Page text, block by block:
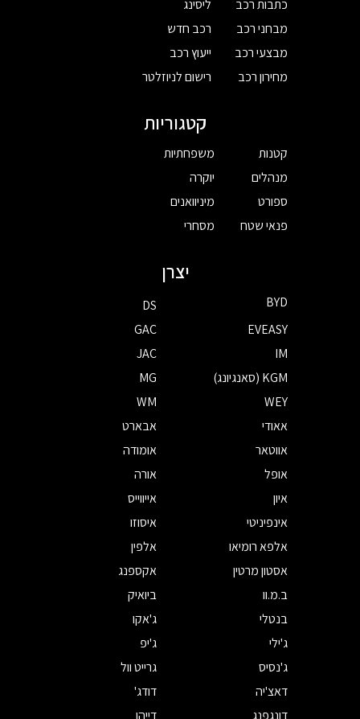
כתבות רכב
מבחני רכב
מבצעי רכב
מחירון רכב
ליסינג
רכב חדש
ייעוץ רכב
רישום לניוזלטר
קטגוריות
קטנות
מנהלים
ספורט
פנאי שטח
משפחתיות
יוקרה
מיניוואנים
מסחרי
יצרן
BYD
DS
EVEASY
GAC
IM
JAC
KGM (סאנגיונג)
MG
WEY
WM
אאודי
אבארט
אווטאר
אומודה
אופל
אורה
איון
אייווייס
אינפיניטי
איסוזו
אלפא רומיאו
אלפין
אסטון מרטין
אקספנג
ב.מ.וו
ביואיק
בנטלי
ג'אקו
ג'ילי
ג'יפ
ג'נסיס
גרייט וול
דאצ'יה
דודג'
דונגפנג
דייהו